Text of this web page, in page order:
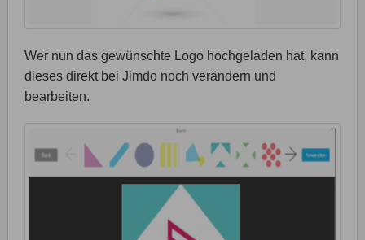
Wer nun das gewünschte Logo hochgeladen hat, kann
dieses direkt bei Jimdo noch verändern und
bearbeiten.